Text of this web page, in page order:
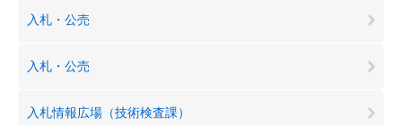
入札・公売
入札・公売
入札情報広場（技術検査課）